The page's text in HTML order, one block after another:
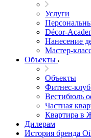
Услуги
Décor-
Нанесение
Мастер-
Объекты
Объекты
Фитнес-
Вестибюль
Частная
Квартира в
Дилерам
История бренда